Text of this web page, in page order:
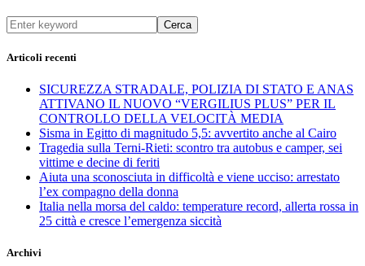
Cerca
Articoli recenti
SICUREZZA STRADALE, POLIZIA DI STATO E ANAS
ATTIVANO IL NUOVO “VERGILIUS PLUS” PER IL
CONTROLLO DELLA VELOCITÀ MEDIA
Sisma in Egitto di magnitudo 5,5: avvertito anche al Cairo
Tragedia sulla Terni-Rieti: scontro tra autobus e camper, sei
vittime e decine di feriti
Aiuta una sconosciuta in difficoltà e viene ucciso: arrestato
l’ex compagno della donna
Italia nella morsa del caldo: temperature record, allerta rossa in
25 città e cresce l’emergenza siccità
Archivi